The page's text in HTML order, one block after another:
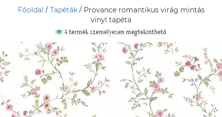
Főoldal / Tapéták/ Provance romantikus virág mintás
vinyl tapéta
A termék személyesen megtekinthető